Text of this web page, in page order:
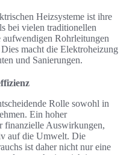
Heizsysteme ist ihre
bei vielen traditionellen
Rohrleitungen
macht die Elektroheizung
und Sanierungen.
Rolle sowohl in
Ein hoher
finanzielle Auswirkungen,
auf die Umwelt. Die
ist daher nicht nur eine